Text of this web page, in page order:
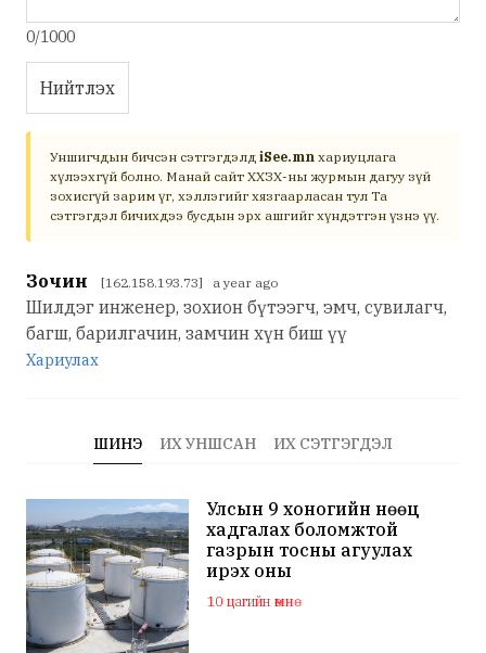
0/1000
Нийтлэх
Уншигчдын бичсэн сэтгэгдэлд iSee.mn хариуцлага
хүлээхгүй болно. Манай сайт ХХЗХ-ны журмын дагуу зүй
зохисгүй зарим үг, хэллэгийг хязгаарласан тул Та
сэтгэгдэл бичихдээ бусдын эрх ашгийг хүндэтгэн үзнэ үү.
Зочин [162.158.193.73] a year ago
Шилдэг инженер, зохион бүтээгч, эмч, сувилагч,
багш, барилгачин, замчин хүн биш үү
Хариулах
ШИНЭ ИХ УНШСАН ИХ СЭТГЭГДЭЛ
Улсын 9 хоногийн нөөц
хадгалах боломжтой
газрын тосны агуулах
ирэх оны
арванхоёрдугаар сар
ашиглалтад орно
10 цагийн өмнө